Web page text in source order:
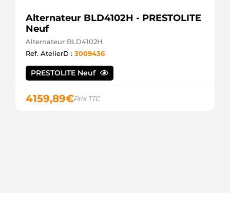
Alternateur BLD4102H - PRESTOLITE
Neuf
Alternateur BLD4102H
Ref. AtelierD : 3009436
PRESTOLITE Neuf
4159,89€Prix TTC